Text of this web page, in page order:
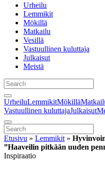
Urheilu
Lemmikit
Mökillä
Matkailu
Vesillä
Vastuullinen kuluttaja
Julkaisut
Meistä
UrheiluLemmikitMökillä
Vastuullinen kuluttajaJulkaisut
Etusivu » Lemmikit »
”Haaveilin pitkään uuden
Inspiraatio